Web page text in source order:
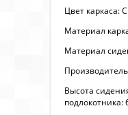
Цвет каркаса:
Материал
Материал
Высота
подлокотника: